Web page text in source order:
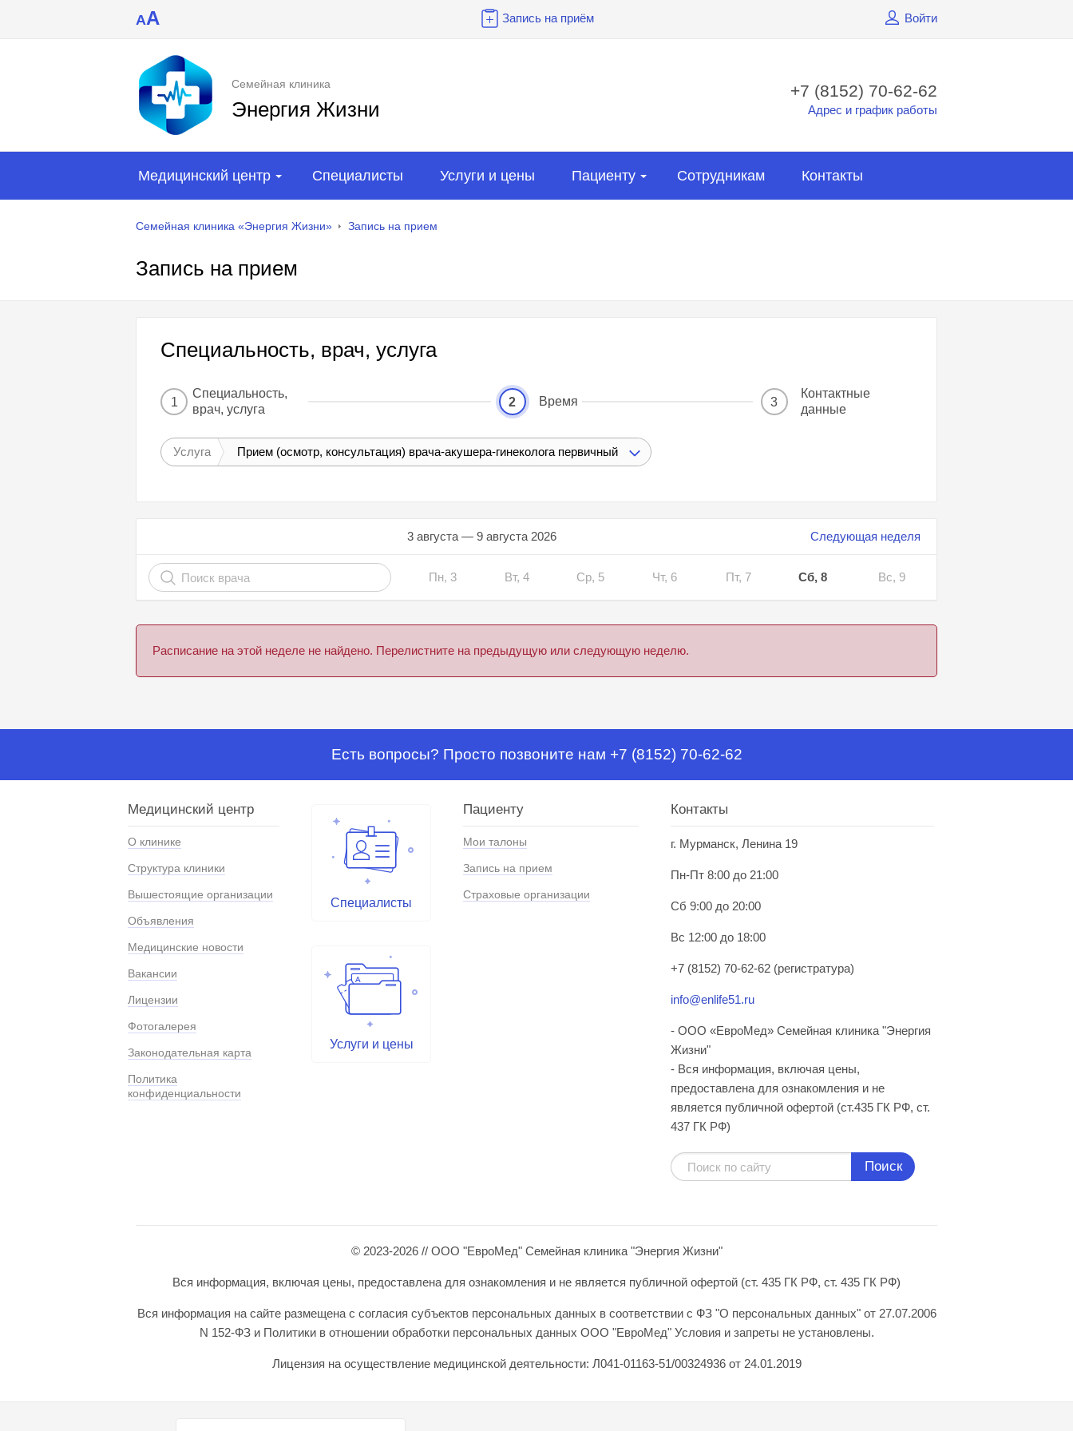
AA Запись на приём Войти
Семейная клиника
Энергия Жизни
+7 (8152) 70-62-62
Адрес и график работы
Медицинский центр Специалисты Услуги и цены Пациенту Сотрудникам Контакты
Семейная клиника «Энергия Жизни» Запись на прием
Запись на прием
Специальность, врач, услуга
1
Специальность,
врач, услуга
2 Время 3
Контактные
данные
Услуга Прием (осмотр, консультация) врача-акушера-гинеколога первичный
Следующая неделя
3 августа — 9 августа 2026
Пн, 3 Вт, 4 Ср, 5 Чт, 6 Пт, 7 Сб, 8 Вс, 9
Расписание на этой неделе не найдено. Перелистните на предыдущую или следующую неделю.
Есть вопросы? Просто позвоните нам +7 (8152) 70-62-62
Медицинский центр
О клинике
Структура клиники
Вышестоящие организации
Объявления
Медицинские новости
Вакансии
Лицензии
Фотогалерея
Законодательная карта
Политика
конфиденциальности
Специалисты
Услуги и цены
Пациенту
Мои талоны
Запись на прием
Страховые организации
Контакты
г. Мурманск, Ленина 19
Пн-Пт 8:00 до 21:00
Сб 9:00 до 20:00
Вс 12:00 до 18:00
+7 (8152) 70-62-62 (регистратура)
info@enlife51.ru
- ООО «ЕвроМед» Семейная клиника "Энергия
Жизни"
- Вся информация, включая цены,
предоставлена для ознакомления и не
является публичной офертой (ст.435 ГК РФ, cт.
437 ГК РФ)
Поиск
© 2023-2026 // ООО "ЕвроМед" Семейная клиника "Энергия Жизни"
Вся информация, включая цены, предоставлена для ознакомления и не является публичной офертой (ст. 435 ГК РФ, ст. 435 ГК РФ)
Вся информация на сайте размещена с согласия субъектов персональных данных в соответствии с ФЗ "О персональных данных" от 27.07.2006
N 152-ФЗ и Политики в отношении обработки персональных данных ООО "ЕвроМед" Условия и запреты не установлены.
Лицензия на осуществление медицинской деятельности: Л041-01163-51/00324936 от 24.01.2019